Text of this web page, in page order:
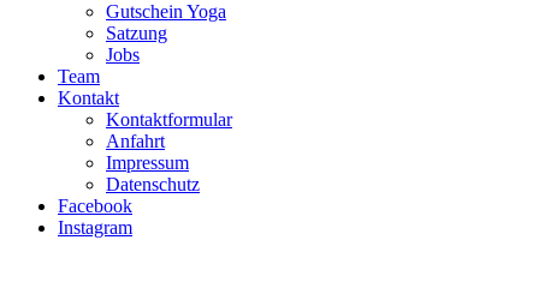
Gutschein Yoga
Satzung
Jobs
Team
Kontakt
Kontaktformular
Anfahrt
Impressum
Datenschutz
Facebook
Instagram